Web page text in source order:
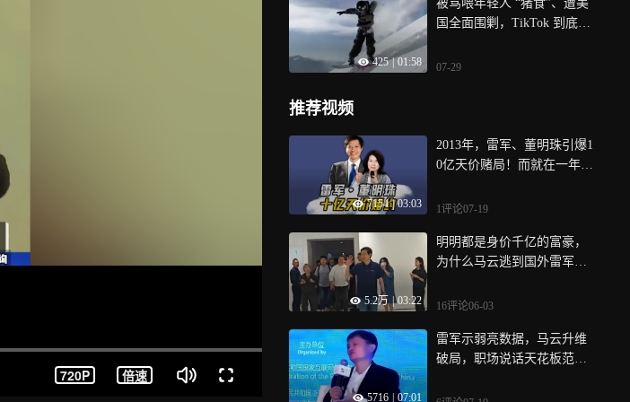
720P 倍速
425 | 01:58
被骂喂年轻人 “猪食”、遭美
国全面围剿，TikTok 到底动
07-29
推荐视频
7154 | 03:03
2013年，雷军、董明珠引爆1
0亿天价赌局！而就在一年
赌约...
1评论07-19
5.2万 | 03:22
明明都是身价千亿的富豪，
为什么马云逃到国外雷军却
16评论06-03
5716 07:01
雷军示弱亮数据，马云升维
破局，职场说话天花板范